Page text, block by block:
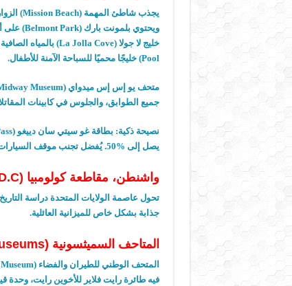
يجذب شاطئ المهمة (Mission Beach)
ويحتوي بلمونت بارك (Belmont Park) على
خليج لا جولا (La Jolla Cove) بالمياه
Pool) خليجًا محميًا للسباحة الآمنة للأطفال.
متحف يو إس إس ميدواي (USS Midway Museum)
جميع الطوابق، والجلوس في كابينات
نصيحة ذكية: بطاقة غو سيتي سان دييغو (Go City San Diego Pass)
يصل إلى 50%. يُفضل تجنب موقف السيارات
واشنطن، مقاطعة كولومبيا (Washington, D.C.) —
تحول عاصمة الولايات المتحدة دراسة
جذابة بشكل خاص للميزانية العائلية.
المتاحف السميثسونية (Smithsonian Museums)
المتحف الوطني للطيران والفضاء (National Air and Space Museum)
فيه طائرة رايت فلاير للأخوين رايت، وحدة